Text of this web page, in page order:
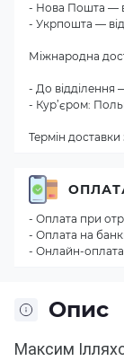
Опис
Максим
- Нова Пошта —
- Укрпошта — від
Міжнародна
- До відділення
- Кур’єром:
Термін
- Оплата при
- Оплата на
- Онлайн-оплата